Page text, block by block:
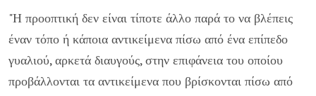
"Η προοπτική δεν είναι τίποτε άλλο παρά το να βλέπεις
έναν τόπο ή κάποια αντικείμενα πίσω από ένα επίπεδο
γυαλιού, αρκετά διαυγούς, στην επιφάνεια του οποίου
προβάλλονται τα αντικείμενα που βρίσκονται πίσω από